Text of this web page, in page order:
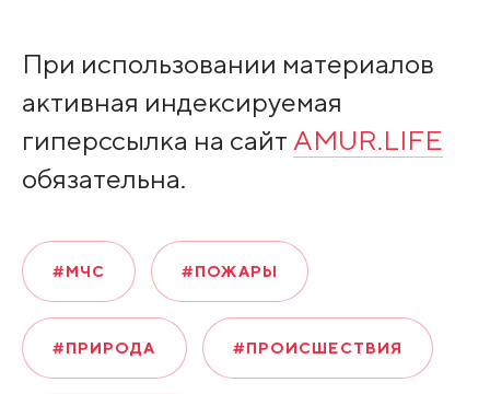
При использовании материалов
активная индексируемая
гиперссылка на сайт AMUR.LIFE
обязательна.
#МЧС #ПОЖАРЫ
#ПРИРОДА #ПРОИСШЕСТВИЯ